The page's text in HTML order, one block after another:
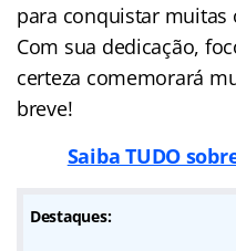
para conquistar
Com sua dedicação,
certeza comemorará
breve!
Saiba TUDO
Destaques: